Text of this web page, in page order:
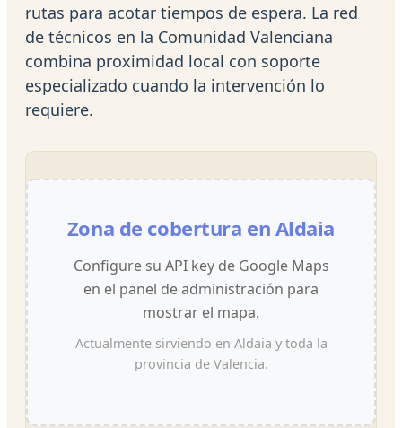
rutas para acotar tiempos de espera. La red
de técnicos en la Comunidad Valenciana
combina proximidad local con soporte
especializado cuando la intervención lo
requiere.
Zona de cobertura en Aldaia
Configure su API key de Google Maps
en el panel de administración para
mostrar el mapa.
Actualmente sirviendo en Aldaia y toda la
provincia de Valencia.